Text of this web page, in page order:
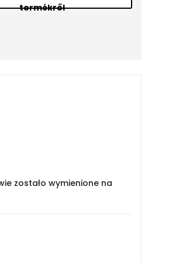
termékről
zostało wymienione na